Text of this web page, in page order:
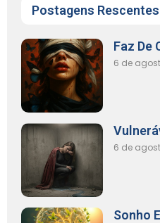
Postagens Rescentes
Faz De
6 de
6 de
Sonho